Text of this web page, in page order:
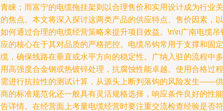
睐；而富宁的电缆拖挂架则以合理售价和实用设计成为行业关
焦点。本文将深入探讨这两类产品的供应特点、售价因素，以
何通过合理的电缆经营策略来提升项目效益。\n\n广南电缆吊
的核心在于其对品质的严格把控。电缆吊钩常用于支撑和固定
，确保线路在垂直或水平方向的稳定性。广纳入驻的流程中多
高强度合金钢或热镀锌处理，抗腐蚀性能卓越。使用合格过程
进行抗拉性的测试计算，从源头上断判落钩的风险发生——供
的标准规范化还一般具有灵活规格选择，响应条件良好的性能
详情。在经营面上考量电缆经营时要注重交流检查经验是否符